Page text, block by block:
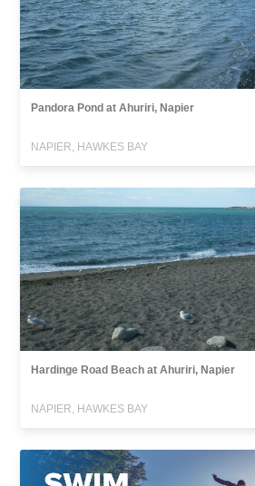
Pandora Pond at Ahuriri, Napier
NAPIER, HAWKES BAY
Hardinge Road Beach at Ahuriri, Napier
NAPIER, HAWKES BAY